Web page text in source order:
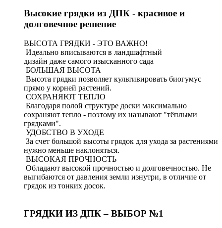
Высокие грядки из ДПК - красивое и
долговечное решение
ВЫСОТА ГРЯДКИ - ЭТО ВАЖНО!
Идеально вписываются в ландшафтный
дизайн даже самого изысканного сада
БОЛЬШАЯ ВЫСОТА
Высота грядки позволяет культивировать биогумус
прямо у корней растений.
СОХРАНЯЮТ ТЕПЛО
Благодаря полой структуре доски максимально
сохраняют тепло - поэтому их называют "тёплыми
грядками".
УДОБСТВО В УХОДЕ
За счет большой высоты грядок для ухода за растениями
нужно меньше наклоняться.
ВЫСОКАЯ ПРОЧНОСТЬ
Обладают высокой прочностью и долговечностью. Не
выгибаются от давления земли изнутри, в отличие от
грядок из тонких досок.
ГРЯДКИ ИЗ ДПК – ВЫБОР №1